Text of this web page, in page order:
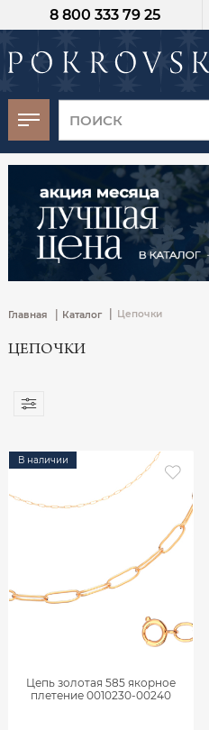
8 800 333 79 25
Главная | Каталог Цепочки
ЦЕПОЧКИ
В наличии
Цепь золотая 585 якорное
плетение 0010230-00240
-30%
от 15 дней с
момента оплаты